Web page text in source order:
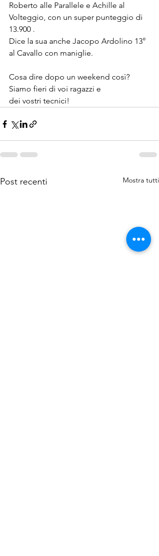
Roberto alle Parallele e Achille al
Volteggio, con un super punteggio di
13.900 .
Dice la sua anche Jacopo Ardolino 13°
al Cavallo con maniglie.
Cosa dire dopo un weekend così?
Siamo fieri di voi ragazzi e
dei vostri tecnici!
Post recenti Mostra tutti